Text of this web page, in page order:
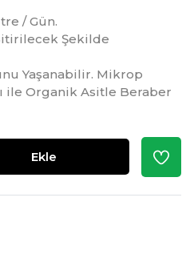
/ Gün.
Şekilde
Yaşanabilir. Mikrop
ile Organik Asitle Beraber
Ekle